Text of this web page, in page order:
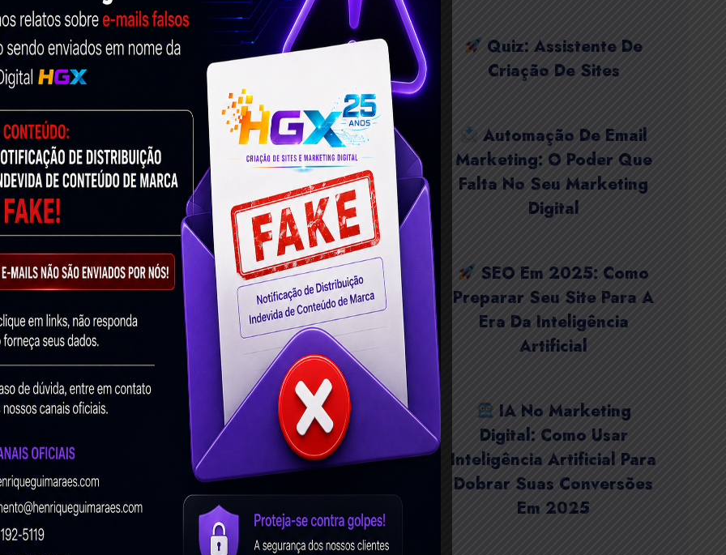
Quiz: Assistente De
Criação De Sites
Automação De Email
Marketing: O Poder Que
Falta No Seu Marketing
Digital
SEO Em 2025: Como
Preparar Seu Site Para A
Era Da Inteligência
Artificial
IA No Marketing
Digital: Como Usar
Inteligência Artificial Para
Dobrar Suas Conversões
Em 2025